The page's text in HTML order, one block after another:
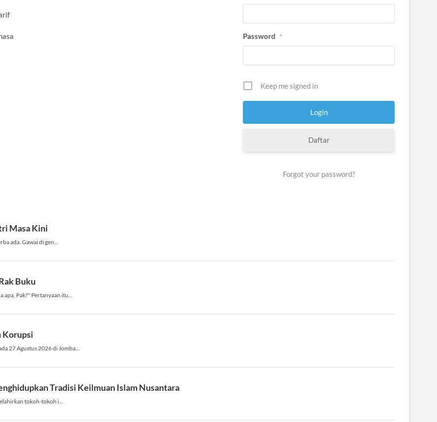
Password *
Keep me signed in
Daftar
Forgot your password?